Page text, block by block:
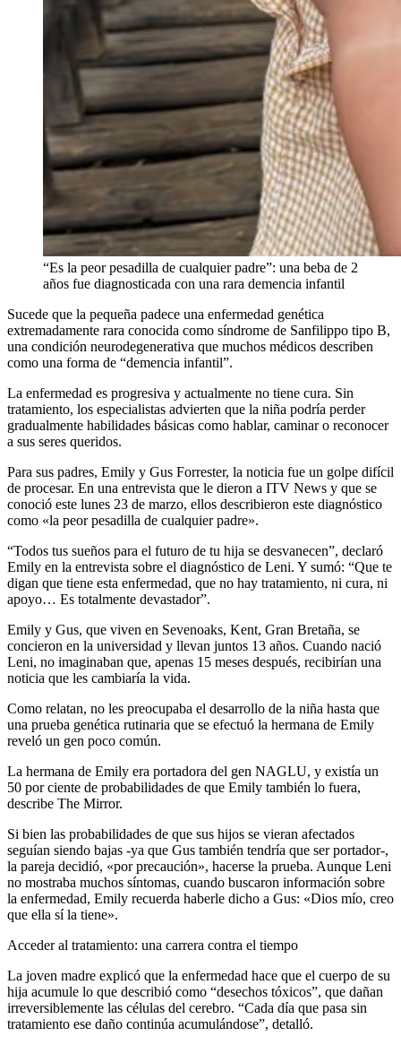
“Es la peor pesadilla de cualquier padre”: una beba de 2
años fue diagnosticada con una rara demencia infantil
Sucede que la pequeña padece una enfermedad genética
extremadamente rara conocida como síndrome de Sanfilippo tipo B,
una condición neurodegenerativa que muchos médicos describen
como una forma de “demencia infantil”.
La enfermedad es progresiva y actualmente no tiene cura. Sin
tratamiento, los especialistas advierten que la niña podría perder
gradualmente habilidades básicas como hablar, caminar o reconocer
a sus seres queridos.
Para sus padres, Emily y Gus Forrester, la noticia fue un golpe difícil
de procesar. En una entrevista que le dieron a ITV News y que se
conoció este lunes 23 de marzo, ellos describieron este diagnóstico
como «la peor pesadilla de cualquier padre».
“Todos tus sueños para el futuro de tu hija se desvanecen”, declaró
Emily en la entrevista sobre el diagnóstico de Leni. Y sumó: “Que te
digan que tiene esta enfermedad, que no hay tratamiento, ni cura, ni
apoyo… Es totalmente devastador”.
Emily y Gus, que viven en Sevenoaks, Kent, Gran Bretaña, se
concieron en la universidad y llevan juntos 13 años. Cuando nació
Leni, no imaginaban que, apenas 15 meses después, recibirían una
noticia que les cambiaría la vida.
Como relatan, no les preocupaba el desarrollo de la niña hasta que
una prueba genética rutinaria que se efectuó la hermana de Emily
reveló un gen poco común.
La hermana de Emily era portadora del gen NAGLU, y existía un
50 por ciente de probabilidades de que Emily también lo fuera,
describe The Mirror.
Si bien las probabilidades de que sus hijos se vieran afectados
seguían siendo bajas -ya que Gus también tendría que ser portador-,
la pareja decidió, «por precaución», hacerse la prueba. Aunque Leni
no mostraba muchos síntomas, cuando buscaron información sobre
la enfermedad, Emily recuerda haberle dicho a Gus: «Dios mío, creo
que ella sí la tiene».
Acceder al tratamiento: una carrera contra el tiempo
La joven madre explicó que la enfermedad hace que el cuerpo de su
hija acumule lo que describió como “desechos tóxicos”, que dañan
irreversiblemente las células del cerebro. “Cada día que pasa sin
tratamiento ese daño continúa acumulándose”, detalló.